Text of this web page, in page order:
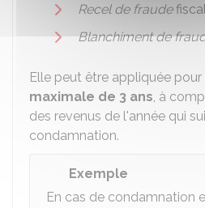
Recel de fraude
Blanchiment de
Elle peut être appliquée pour
maximale de 3 ans, à
des revenus de l'année qui
condamnation.
Exemple
En cas de condamnation